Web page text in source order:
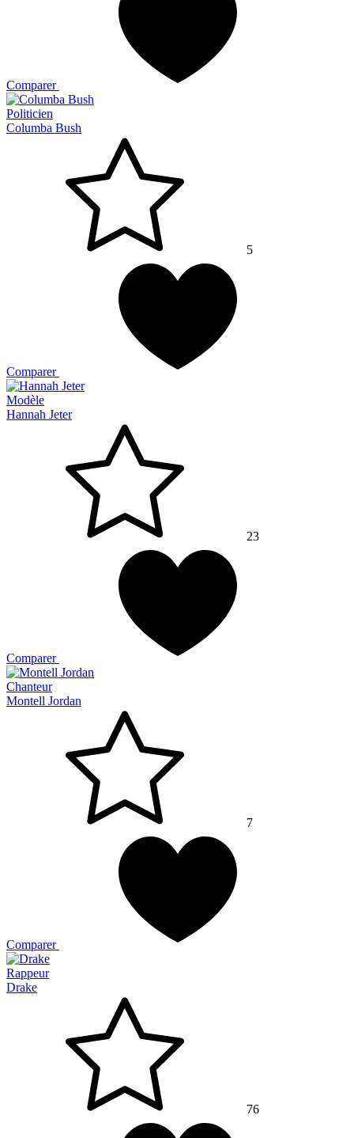
Comparer
Politicien
Columba Bush
5
Comparer
Modèle
Hannah Jeter
23
Comparer
Chanteur
Montell Jordan
7
Comparer
Rappeur
Drake
76